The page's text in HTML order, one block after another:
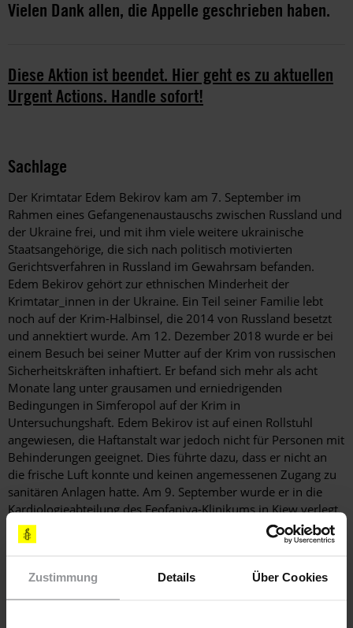
Zustimmung Details Über Cookies
Vielen Dank allen, die Appelle geschrieben haben.
Diese Aktion ist beendet. Hier geht es zu aktuellen
Urgent Actions. Handle sofort!
Sachlage
Der Krimtatar Edem Bekirov kam am 7. September im
Rahmen eines Gefangenenaustauschs zwischen Russland und
der Ukraine frei, und mit ihm viele weitere ukrainische
Staatsangehörige, die sich nach politisch motivierten
Gerichtsverfahren in Russland im Gewahrsam befanden.
Edem Bekirov gehört zur ethnischen Minderheit der
Krimtatar_innen in der Ukraine. Ein Teil seiner Familie lebt
noch auf der Krim-Halbinsel, die 2014 von Russland besetzt
und annektiert wurde. Am 12. Dezember 2018 wurde er bei
einem Besuch bei seiner Mutter auf der Krim von russischen
Sicherheitskräften inhaftiert. Er befand sich mehr als acht
Monate lang unter grausamen und erniedrigenden
Bedingungen in Simferopol auf der Krim in
Untersuchungshaft. Edem Bekirov ist auf einen Rollstuhl
angewiesen, die Haftanstalt war jedoch nicht für Personen mit
Behinderungen geeignet. Dies führte dazu, dass er nicht an
die frische Luft konnte und keinen angemessenen Zugang zu
sanitären Anlagen hatte. Am 9. September wurde er in die
Kardiologieabteilung des Feofaniya-Klinikums in Kiew verlegt,
wo man ihm am 10. September einer Herzoperation
unterzog. Er befindet sich nun auf dem Weg der Besserung
und ist bei seiner Familie.